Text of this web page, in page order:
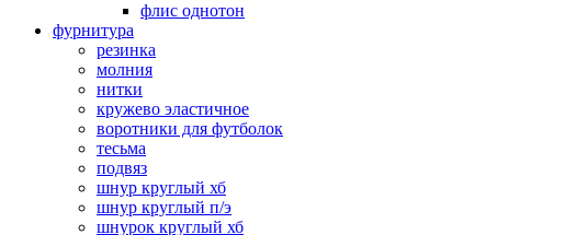
флис однотон
фурнитура
резинка
молния
нитки
кружево эластичное
воротники для футболок
тесьма
подвяз
шнур круглый хб
шнур круглый п/э
шнурок круглый хб